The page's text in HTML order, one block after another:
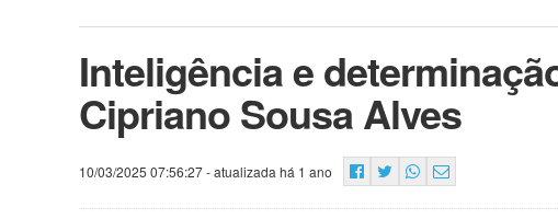
Inteligência e
Cipriano Sousa Alves
10/03/2025 07:56:27- atualizada há 1 ano